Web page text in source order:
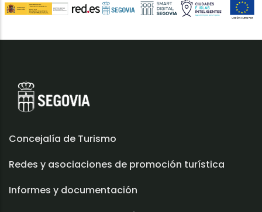
Concejalía de Turismo
Redes y asociaciones de promoción turística
Informes y documentación